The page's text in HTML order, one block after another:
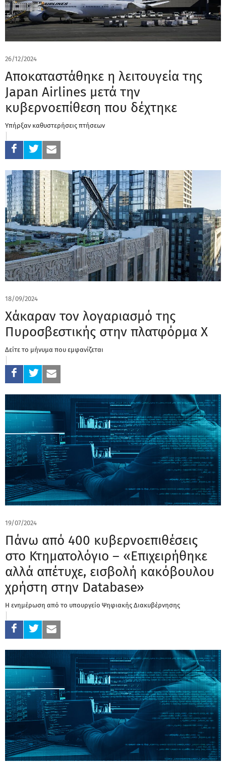
26/12/2024
Αποκαταστάθηκε η λειτουγεία της
Japan Airlines μετά την
κυβερνοεπίθεση που δέχτηκε
Υπήρξαν καθυστερήσεις πτήσεων
18/09/2024
Χάκαραν τον λογαριασμό της
Πυροσβεστικής στην πλατφόρμα X
Δείτε το μήνυμα που εμφανίζεται
19/07/2024
Πάνω από 400 κυβερνοεπιθέσεις
στο Κτηματολόγιο – «Επιχειρήθηκε
αλλά απέτυχε, εισβολή κακόβουλου
χρήστη στην Database»
Η ενημέρωση από το υπουργείο Ψηφιακής Διακυβέρνησης